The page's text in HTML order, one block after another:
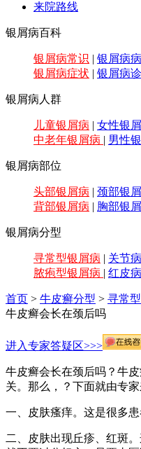
来院路线
银屑病百科
银屑病常识 | 银屑病
银屑病症状 | 银屑病
银屑病人群
儿童银屑病 | 女性银
中老年银屑病 | 男性
银屑病部位
头部银屑病 | 颈部银
背部银屑病 | 胸部银
银屑病分型
寻常型银屑病 | 关节
脓疱型银屑病 | 红皮
首页 > 牛皮癣分型 > 寻常
牛皮癣会长在颈后吗
进入专家答疑区>>>
牛皮癣会长在颈后吗？牛
关。那么，？下面就由专家
一、皮肤瘙痒。这是很多
二、皮肤出现丘疹、红斑